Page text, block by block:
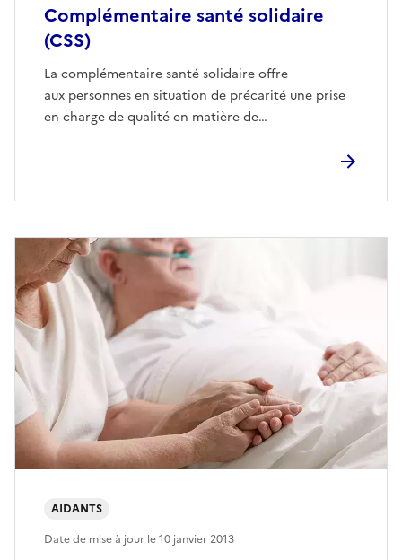
Complémentaire santé solidaire
(CSS)
La complémentaire santé solidaire offre
aux personnes en situation de précarité une prise
en charge de qualité en matière de…
AIDANTS
Date de mise à jour le10 janvier 2013